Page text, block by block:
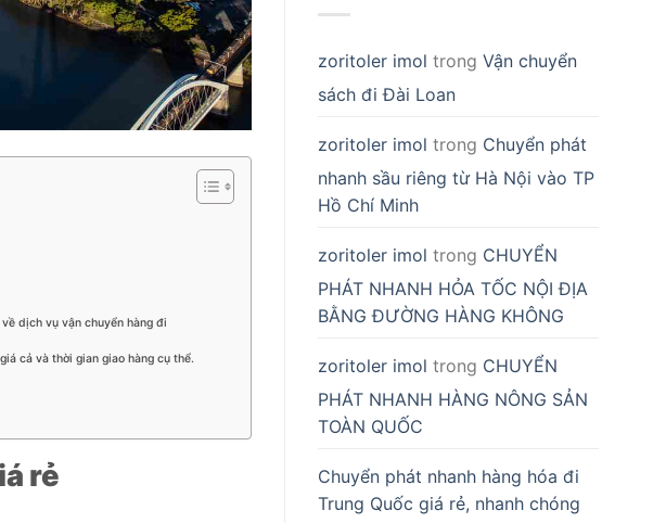
dịch vụ vận chuyển hàng đi
cả và thời gian giao hàng cụ thể.
rẻ
zoritoler imol trong Vận chuyển
sách đi Đài Loan
zoritoler imol trong Chuyển phát
nhanh sầu riêng từ Hà Nội vào TP
Hồ Chí Minh
zoritoler imol trong CHUYỂN
PHÁT NHANH HỎA TỐC NỘI ĐỊA
BẰNG ĐƯỜNG HÀNG KHÔNG
zoritoler imol trong CHUYỂN
PHÁT NHANH HÀNG NÔNG SẢN
TOÀN QUỐC
Chuyển phát nhanh hàng hóa đi
Trung Quốc giá rẻ, nhanh chóng